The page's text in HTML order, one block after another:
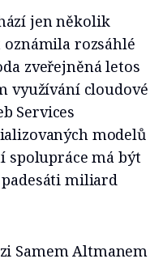
jen několik
oznámila rozsáhlé
zveřejněná letos
využívání cloudové
Services
modelů
spolupráce má být
miliard
Samem Altmanem